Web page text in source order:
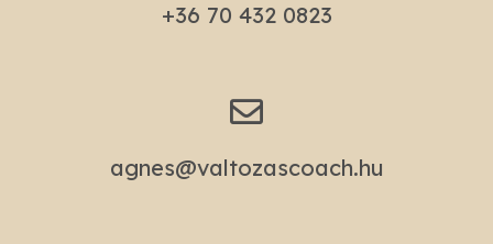
+36 70 432 0823​
agnes@valtozascoach.hu